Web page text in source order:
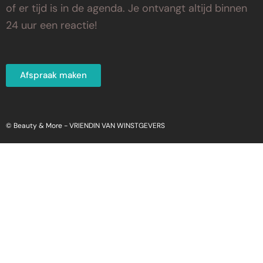
of er tijd is in de agenda. Je ontvangt altijd binnen
24 uur een reactie!
Afspraak maken
© Beauty & More -VRIENDIN VAN WINSTGEVERS